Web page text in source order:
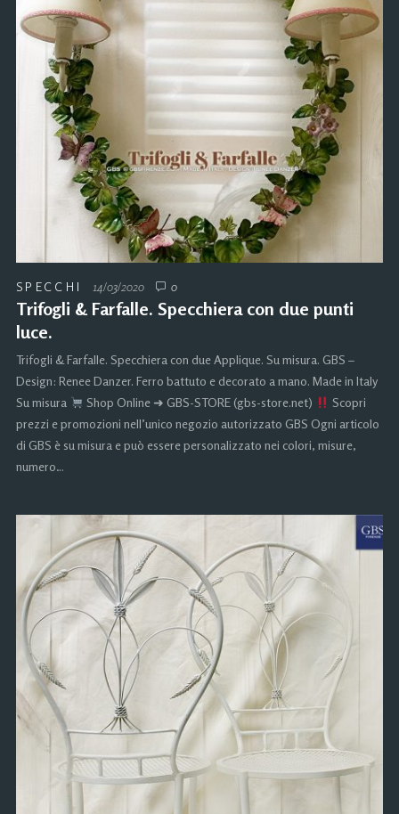
SPECCHI 14/03/2020 0
Trifogli & Farfalle. Specchiera con due punti
luce.
Trifogli & Farfalle. Specchiera con due Applique. Su misura. GBS –
Design: Renee Danzer. Ferro battuto e decorato a mano. Made in Italy
Su misura
Shop Online ➜ GBS-STORE (gbs-store.net)
Scopri
prezzi e promozioni nell’unico negozio autorizzato GBS Ogni articolo
di GBS è su misura e può essere personalizzato nei colori, misure,
numero…